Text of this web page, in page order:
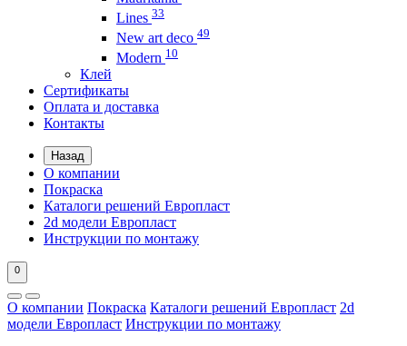
Lines 33
New art deco 49
Modern 10
Клей
Сертификаты
Оплата и доставка
Контакты
Назад
О компании
Покраска
Каталоги решений Европласт
2d модели Европласт
Инструкции по монтажу
0
О компании Покраска Каталоги решений Европласт 2d
модели Европласт Инструкции по монтажу